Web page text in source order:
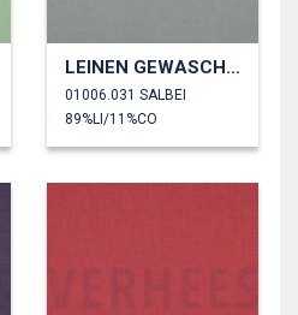
LEINEN GEWASCHEN 170 GM2
01006.031 SALBEI
89%LI/11%CO